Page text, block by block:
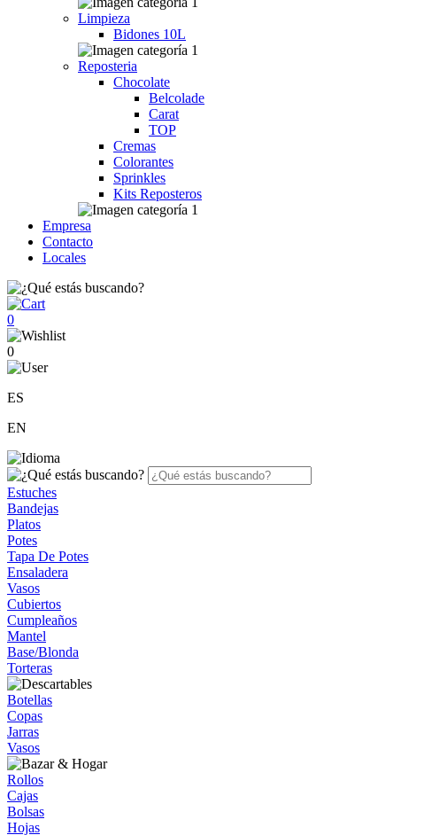
Limpieza
Bidones 10L
Reposteria
Chocolate
Belcolade
Carat
TOP
Cremas
Colorantes
Sprinkles
Kits Reposteros
Empresa
Contacto
Locales
0
0
ES
EN
Estuches
Bandejas
Platos
Potes
Tapa De Potes
Ensaladera
Vasos
Cubiertos
Cumpleaños
Mantel
Base/Blonda
Torteras
Botellas
Copas
Jarras
Vasos
Rollos
Cajas
Bolsas
Hojas